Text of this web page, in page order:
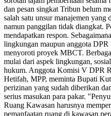
dan pesan singkat Tribun belum
salah satu unsur manajemen
namun panggilan tidak diangkat.
mendapatkan respon.
lingkungan maupun anggota
menyoroti proyek MBCT.
mulai dari aspek lingkungan,
hukum. Anggota Komisi V DPR
Hetifah, MPP, meminta Bupati
perizinan yang sudah diberikan
serius masukan para pakar.
Ruang Kawasan harusnya
pemanfaatan ruang di kawasan